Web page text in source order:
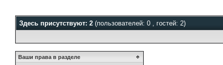
Здесь присутствуют: 2 (пользователей: 0 , гостей: 2)
Ваши права в разделе